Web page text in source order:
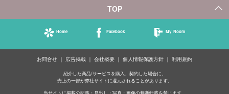
TOP
Home Facebook My Room
お問合せ 広告掲載 会社概要 個人情報保護方針 利用規約
紹介した商品/サービスを購入、契約した場合に、
売上の一部が弊社サイトに還元されることがあります。